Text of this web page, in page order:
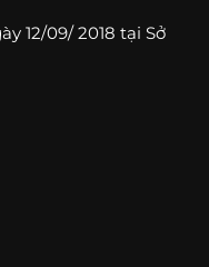
12/09/ 2018 tại Sở